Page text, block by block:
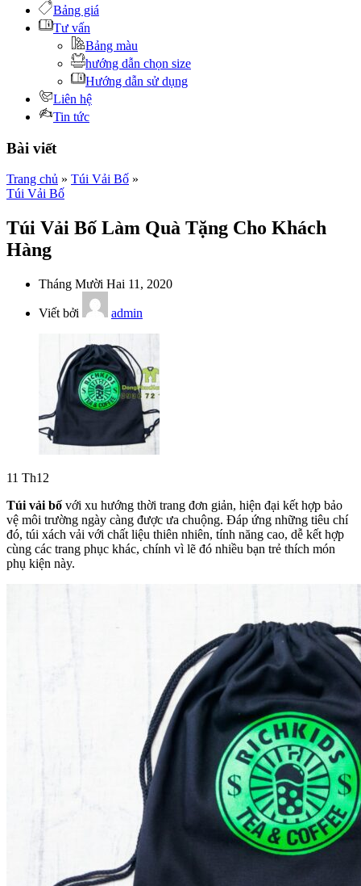
Bảng giá
Tư vấn
Bảng màu
hướng dẫn chọn size
Hướng dẫn sử dụng
Liên hệ
Tin tức
Bài viết
Trang chủ » Túi Vải Bố »
Túi Vải Bố
Túi Vải Bố Làm Quà Tặng Cho Khách
Hàng
Tháng Mười Hai 11, 2020
Viết bởi admin
11 Th12
Túi vải bố với xu hướng thời trang đơn giản, hiện đại kết hợp bảo
vệ môi trường ngày càng được ưa chuộng. Đáp ứng những tiêu chí
đó, túi xách vải với chất liệu thiên nhiên, tính năng cao, dễ kết hợp
cùng các trang phục khác, chính vì lẽ đó nhiều bạn trẻ thích món
phụ kiện này.